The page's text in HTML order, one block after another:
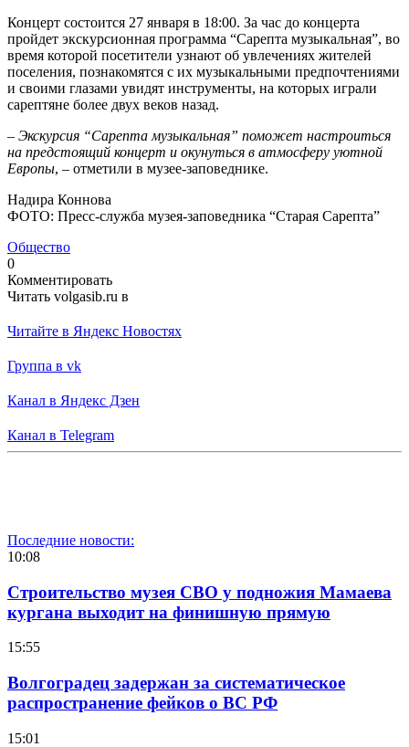
Концерт состоится 27 января в 18:00. За час до концерта
пройдет экскурсионная программа “Сарепта музыкальная”, во
время которой посетители узнают об увлечениях жителей
поселения, познакомятся с их музыкальными предпочтениями
и своими глазами увидят инструменты, на которых играли
сарептяне более двух веков назад.
– Экскурсия “Сарепта музыкальная” поможет настроиться
на предстоящий концерт и окунуться в атмосферу уютной
Европы, – отметили в музее-заповеднике.
Надира Коннова
ФОТО: Пресс-служба музея-заповедника “Старая Сарепта”
Общество
0
Комментировать
Читать volgasib.ru в
Читайте в Яндекс Новостях
Группа в vk
Канал в Яндекс Дзен
Канал в Telegram
Последние новости:
10:08
Строительство музея СВО у подножия Мамаева
кургана выходит на финишную прямую
15:55
Волгоградец задержан за систематическое
распространение фейков о ВС РФ
15:01